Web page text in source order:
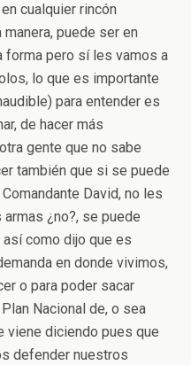
cualquier rincón
puede ser en
forma pero sí les vamos a
lo que es importante
para entender es
de hacer más
gente que no sabe
también que si se puede
David, no les
¿no?, se puede
como dijo que es
en donde vivimos,
o para poder sacar
Nacional de, o sea
viene diciendo pues que
defender nuestros